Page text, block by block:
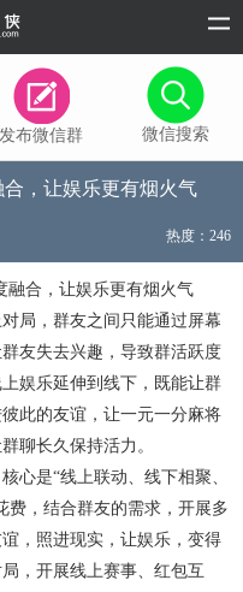
发布微信群 微信搜索
，让娱乐更有烟火气
热度：246
局，群友之间只能通过屏幕
友失去兴趣，导致群活跃度
娱乐延伸到线下，既能让群
此的友谊，让一元一分麻将
聊长久保持活力。
心是“线上联动、线下相聚、
费，结合群友的需求，开展多
，照进现实，让娱乐，变得
，开展线上赛事、红包互